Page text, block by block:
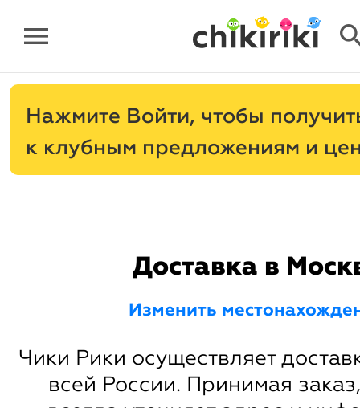
menu
Нажмите
, чтобы
к клубным предложениям и
Доставка в
Изменить
Чики Рики осуществляет
всей России. Принимая